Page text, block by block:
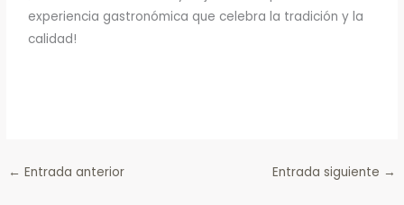
experiencia gastronómica que celebra la tradición y la
calidad!
← Entrada anterior Entrada siguiente →